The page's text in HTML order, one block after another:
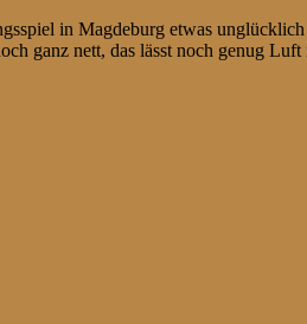
in Magdeburg etwas
ganz nett, das lässt noch genug Luft